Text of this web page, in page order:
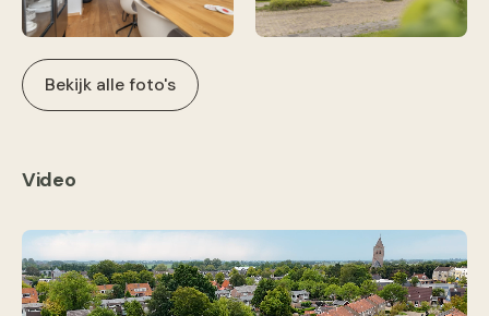
Bekijk alle foto's
Video